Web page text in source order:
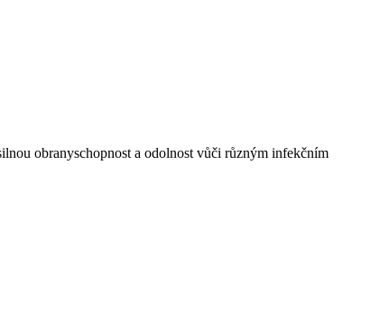
obranyschopnost a odolnost vůči různým infekčním